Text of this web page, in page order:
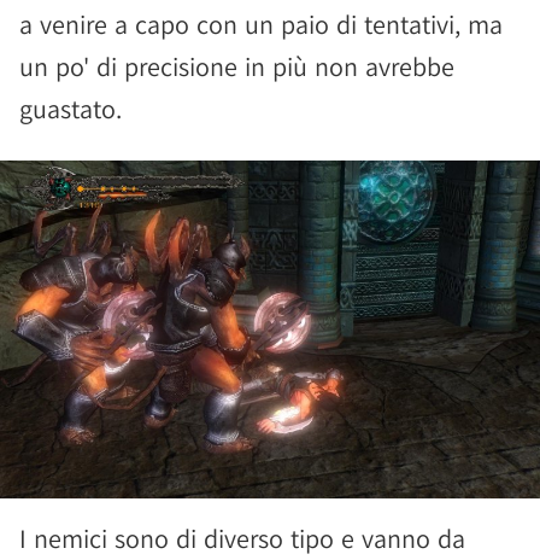
a venire a capo con un paio di tentativi, ma
un po' di precisione in più non avrebbe
guastato.
I nemici sono di diverso tipo e vanno da